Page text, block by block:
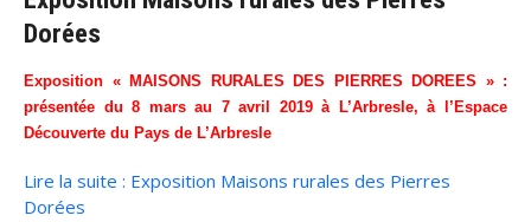
Dorées
Exposition « MAISONS RURALES DES PIERRES DOREES » :
présentée du 8 mars au 7 avril 2019 à L’Arbresle, à l’Espace
Découverte du Pays de L’Arbresle
Lire la suite : Exposition Maisons rurales des Pierres
Dorées